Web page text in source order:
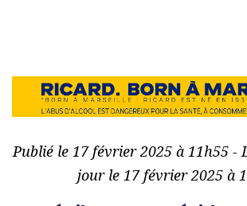
Publié le 17 février 2025 à 11h55 -
jour le 17 février 2025 à